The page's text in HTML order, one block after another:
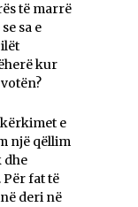
të marrë
sa e
kur
e
një qëllim
dhe
fat të
deri në